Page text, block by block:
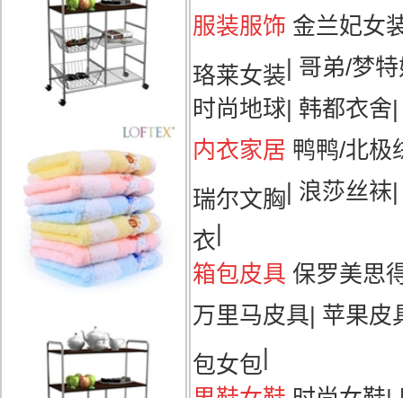
服装服饰 金兰妃女
珞莱女装| 哥弟/梦
时尚地球| 韩都衣舍|
内衣家居 鸭鸭/北极
瑞尔文胸| 浪莎丝袜
衣|
箱包皮具 保罗美思
万里马皮具| 苹果皮
包女包 |